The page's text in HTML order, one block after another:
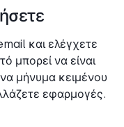
και ελέγχετε
μπορεί να είναι
μήνυμα κειμένου
εφαρμογές.